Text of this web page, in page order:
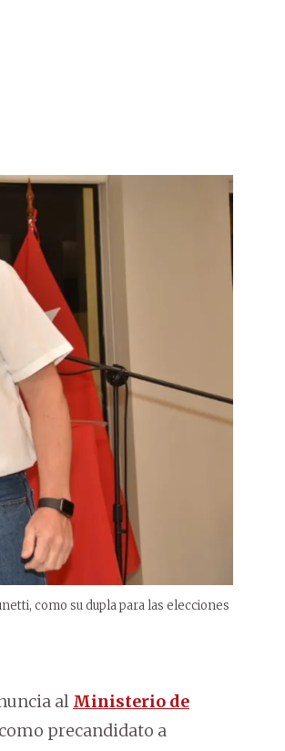
como su dupla para las elecciones
al Ministerio de
precandidato a